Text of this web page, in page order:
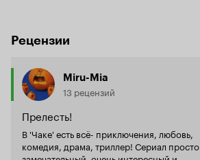
Рецензии
Miru-Mia
13 рецензий
Прелесть!
В 'Чаке' есть всё- приключения, любовь,
комедия, драма, триллер! Сериал просто